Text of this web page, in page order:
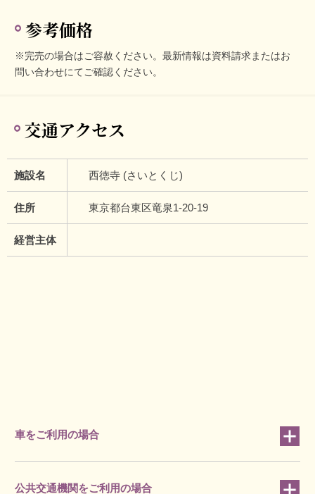
参考価格
※完売の場合はご容赦ください。最新情報は資料請求またはお
問い合わせにてご確認ください。
交通アクセス
施設名 西徳寺 (さいとくじ)
住所 東京都台東区竜泉1-20-19
経営主体
車をご利用の場合
公共交通機関をご利用の場合